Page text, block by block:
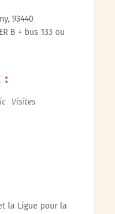
93440
B + bus 133 ou
:
Visites
la Ligue pour la